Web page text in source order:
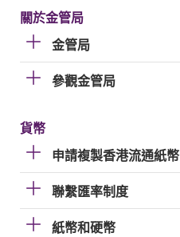
關於金管局
金管局
參觀金管局
貨幣
申請複製香港流通紙幣
聯繫匯率制度
紙幣和硬幣